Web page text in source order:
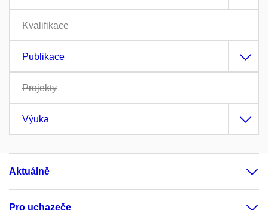
Kvalifikace
Publikace
Projekty
Výuka
Aktuálně
Pro uchazeče